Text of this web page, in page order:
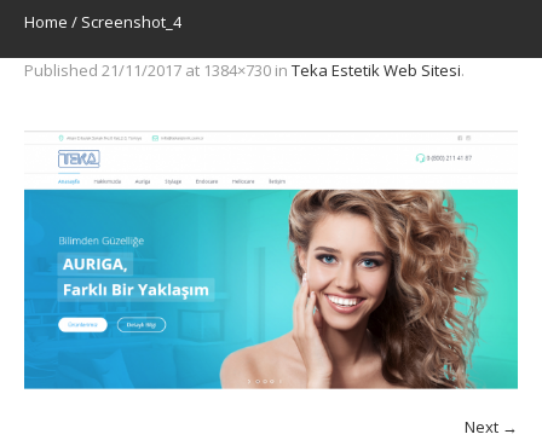
Home / Screenshot_4
Published 21/11/2017 at 1384×730 in Teka Estetik Web Sitesi.
Next →